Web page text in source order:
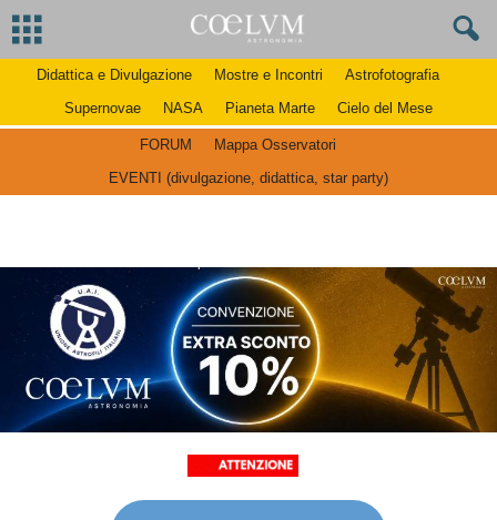
Didattica e Divulgazione Mostre e Incontri
Astrofotografia
Supernovae
NASA Pianeta Marte Cielo del Mese
FORUM
Mappa Osservatori
EVENTI (divulgazione, didattica, star party)